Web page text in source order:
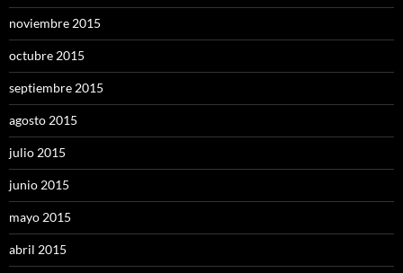
noviembre 2015
octubre 2015
septiembre 2015
agosto 2015
julio 2015
junio 2015
mayo 2015
abril 2015